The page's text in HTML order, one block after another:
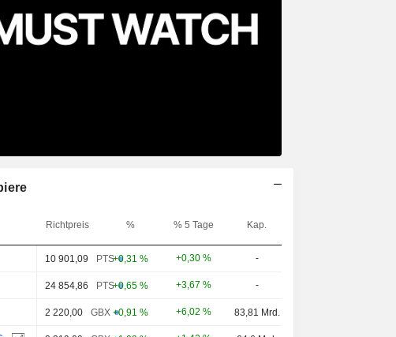
Richtpreis % % 5 Tage Kap.
10 901,09 PTS+0,31 % +0,30 % -
24 854,86 PTS+0,65 % +3,67 % -
2 220,00 GBX +0,91 % +6,02 % 83,81 Mrd.